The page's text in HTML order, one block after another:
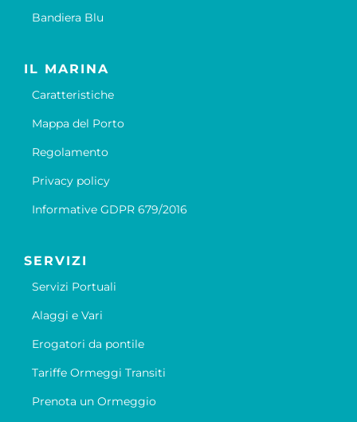
Bandiera Blu
IL MARINA
Caratteristiche
Mappa del Porto
Regolamento
Privacy policy
Informative GDPR 679/2016
SERVIZI
Servizi Portuali
Alaggi e Vari
Erogatori da pontile
Tariffe Ormeggi Transiti
Prenota un Ormeggio